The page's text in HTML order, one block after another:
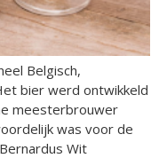
Belgisch,
bier werd ontwikkeld
meesterbrouwer
was voor de
Wit